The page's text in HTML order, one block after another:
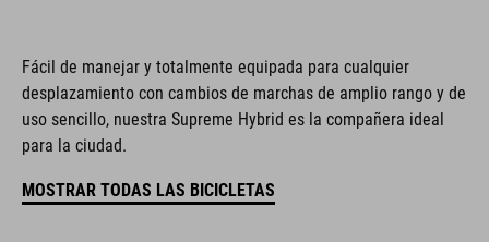
Fácil de manejar y totalmente equipada para cualquier
desplazamiento con cambios de marchas de amplio rango y de
uso sencillo, nuestra Supreme Hybrid es la compañera ideal
para la ciudad.
MOSTRAR TODAS LAS BICICLETAS